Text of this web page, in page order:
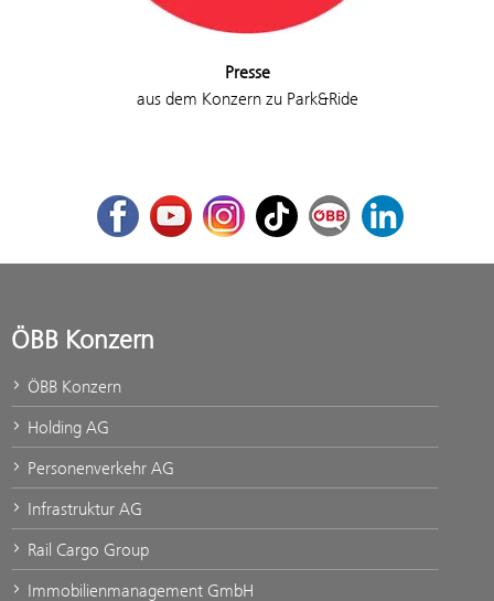
Presse
aus dem Konzern zu Park&Ride
FacebookYoutubeInstagram
TikTok ÖBB Corporate Blog
LinkedIn
ÖBB Konzern
ÖBB Konzern
Holding AG
Personenverkehr AG
Infrastruktur AG
Rail Cargo Group
Immobilienmanagement GmbH